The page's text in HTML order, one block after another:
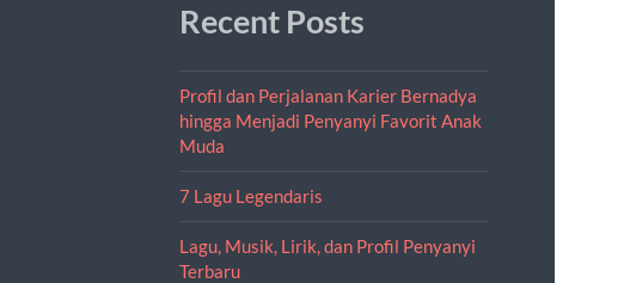
Recent Posts
Profil dan Perjalanan Karier Bernadya
hingga Menjadi Penyanyi Favorit Anak
Muda
7 Lagu Legendaris
Lagu, Musik, Lirik, dan Profil Penyanyi
Terbaru